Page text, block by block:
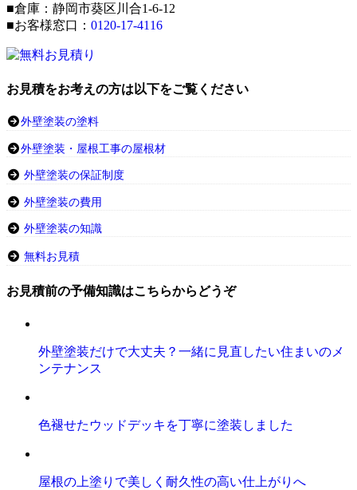
■倉庫：静岡市葵区川合1-6-12
■お客様窓口： 0120-17-4116
お見積をお考えの方は以下をご覧ください
外壁塗装の塗料
外壁塗装・屋根工事の屋根材
外壁塗装の保証制度
外壁塗装の費用
外壁塗装の知識
無料お見積
お見積前の予備知識はこちらからどうぞ
外壁塗装だけで大丈夫？一緒に見直したい住まいのメ
ンテナンス
色褪せたウッドデッキを丁寧に塗装しました
屋根の上塗りで美しく耐久性の高い仕上がりへ